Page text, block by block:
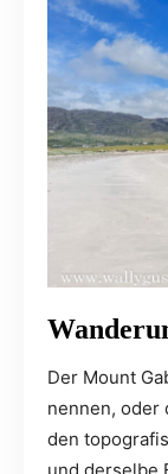
Der Mount
nennen, oder
den